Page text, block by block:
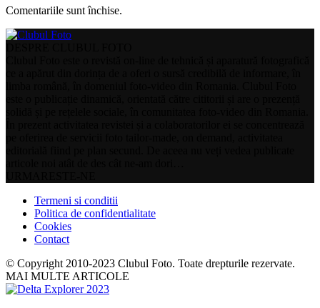
Comentariile sunt închise.
Termeni si conditii
Politica de confidentialitate
Cookies
Contact
© Copyright 2010-2023 Clubul Foto. Toate drepturile rezervate.
MAI MULTE ARTICOLE